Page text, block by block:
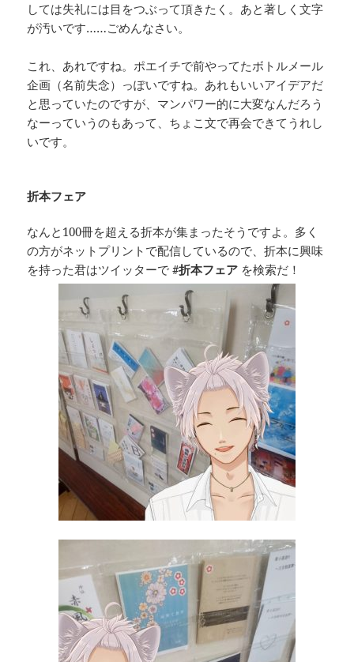
しては失礼には目をつぶって頂きたく。あと著しく文字
が汚いです……ごめんなさい。
これ、あれですね。ポエイチで前やってたボトルメール
企画（名前失念）っぽいですね。あれもいいアイデアだ
と思っていたのですが、マンパワー的に大変なんだろう
なーっていうのもあって、ちょこ文で再会できてうれし
いです。
折本フェア
なんと100冊を超える折本が集まったそうですよ。多く
の方がネットプリントで配信しているので、折本に興味
を持った君はツイッターで#折本フェア を検索だ！